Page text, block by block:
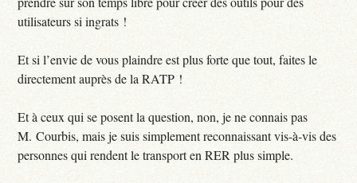
utilisateurs si ingrats !
Et si l’envie de vous plaindre est plus forte que tout, faites le
directement auprès de la RATP !
Et à ceux qui se posent la question, non, je ne connais pas
M. Courbis, mais je suis simplement reconnaissant vis-à-vis des
personnes qui rendent le transport en RER plus simple.